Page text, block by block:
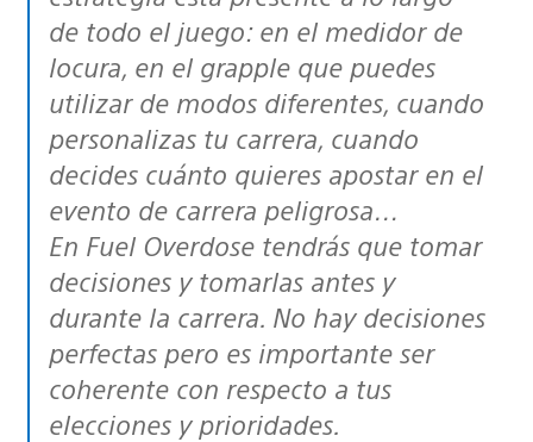
de todo el juego: en el medidor de
locura, en el grapple que puedes
utilizar de modos diferentes, cuando
personalizas tu carrera, cuando
decides cuánto quieres apostar en el
evento de carrera peligrosa…
En Fuel Overdose tendrás que tomar
decisiones y tomarlas antes y
durante la carrera. No hay decisiones
perfectas pero es importante ser
coherente con respecto a tus
elecciones y prioridades.